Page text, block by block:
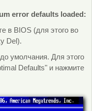
error defaults loaded:
в BIOS (для этого во
Del).
умолчания. Для этого
Defaults" и нажмите